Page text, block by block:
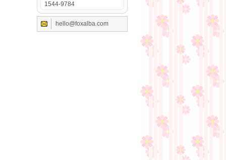
1544-9784
hello@foxalba.com